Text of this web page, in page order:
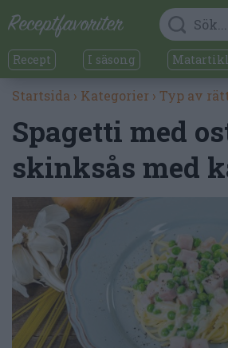
Recept I säsong
Startsida › Kategorier › Typ av
Spagetti med
skinksås med